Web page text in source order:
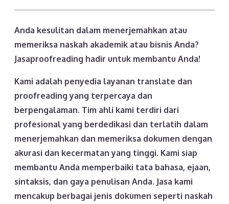
Anda kesulitan dalam menerjemahkan atau
memeriksa naskah akademik atau bisnis Anda?
Jasaproofreading hadir untuk membantu Anda!
Kami adalah penyedia layanan translate dan
proofreading yang terpercaya dan
berpengalaman. Tim ahli kami terdiri dari
profesional yang berdedikasi dan terlatih dalam
menerjemahkan dan memeriksa dokumen dengan
akurasi dan kecermatan yang tinggi. Kami siap
membantu Anda memperbaiki tata bahasa, ejaan,
sintaksis, dan gaya penulisan Anda. Jasa kami
mencakup berbagai jenis dokumen seperti naskah